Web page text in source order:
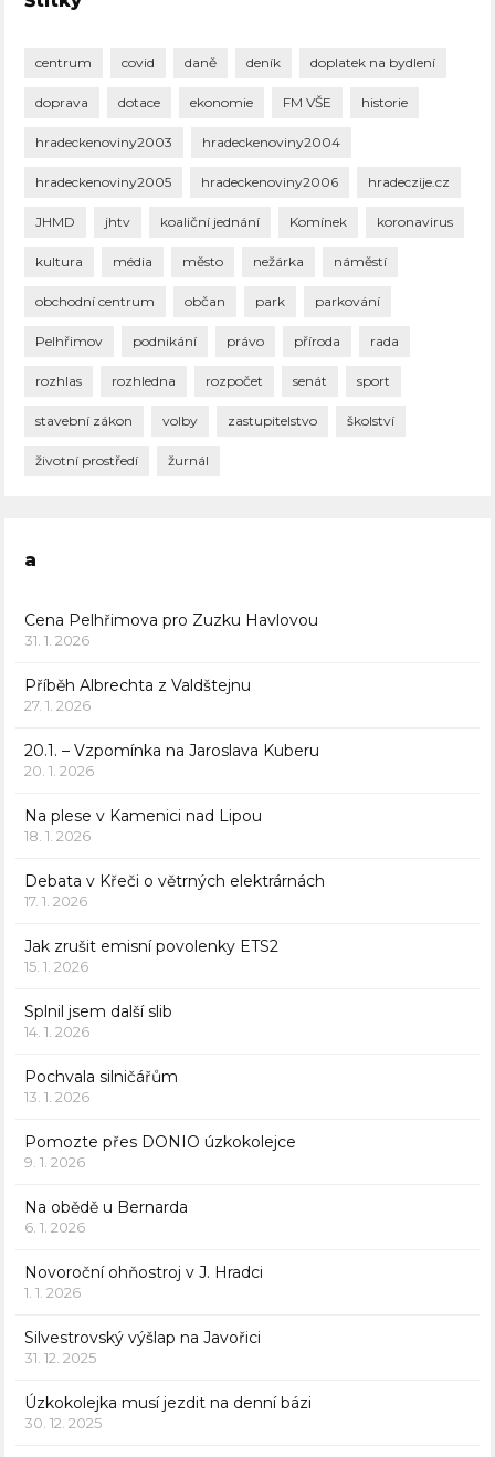
centrum covid daně deník doplatek na bydlení
doprava dotace ekonomie FM VŠE historie
hradeckenoviny2003 hradeckenoviny2004
hradeckenoviny2005 hradeckenoviny2006 hradeczije.cz
JHMD jhtv koaliční jednání Komínek koronavirus
kultura média město nežárka náměstí
obchodní centrum občan park parkování
Pelhřimov podnikání právo příroda rada
rozhlas rozhledna rozpočet senát sport
stavební zákon volby zastupitelstvo školství
životní prostředí žurnál
a
Cena Pelhřimova pro Zuzku Havlovou
31. 1. 2026
Příběh Albrechta z Valdštejnu
27. 1. 2026
20.1. – Vzpomínka na Jaroslava Kuberu
20. 1. 2026
Na plese v Kamenici nad Lipou
18. 1. 2026
Debata v Křeči o větrných elektrárnách
17. 1. 2026
Jak zrušit emisní povolenky ETS2
15. 1. 2026
Splnil jsem další slib
14. 1. 2026
Pochvala silničářům
13. 1. 2026
Pomozte přes DONIO úzkokolejce
9. 1. 2026
Na obědě u Bernarda
6. 1. 2026
Novoroční ohňostroj v J. Hradci
1. 1. 2026
Silvestrovský výšlap na Javořici
31. 12. 2025
Úzkokolejka musí jezdit na denní bázi
30. 12. 2025